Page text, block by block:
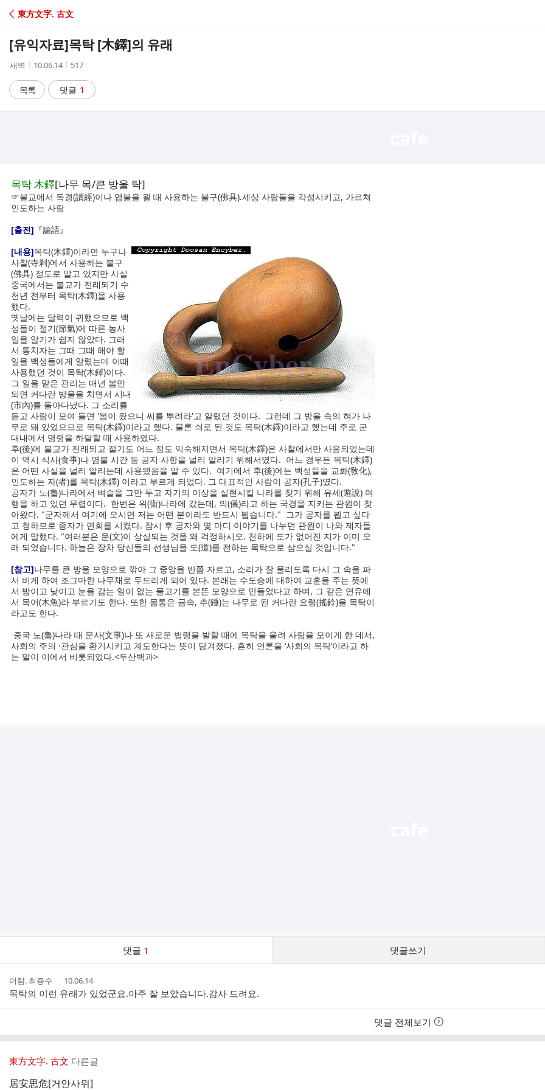
C
A
東方文字. 古文
[유익자료]목탁 [木鐸]의 유래
작
자
새벽
작
시
간
10.06.14
조
수
517
목록 댓글 1
목탁 木鐸[나무 목/큰 방울 탁]
☞불교에서 독경(讀經)이나 염불을 욀 때 사용하는 불구(佛具).세상 사람들을 각성시키고, 가르쳐
인도하는 사람
[출전] 『論語』
[내용]목탁(木鐸)이라면 누구나
사찰(寺刹)에서 사용하는 불구
(佛具) 정도로 알고 있지만 사실
중국에서는 불교가 전래되기 수
천년 전부터 목탁(木鐸)을 사용
했다.
옛날에는 달력이 귀했으므로 백
성들이 절기(節氣)에 따른 농사
일을 알기가 쉽지 않았다. 그래
서 통치자는 그때 그때 해야 할
일을 백성들에게 알렸는데 이때
사용했던 것이 목탁(木鐸)이다.
그 일을 맡은 관리는 매년 봄만
되면 커다란 방울을 치면서 시내
(市內)를 돌아다녔다. 그 소리를
듣고 사람이 모여 들면 '봄이 왔으니 씨를 뿌려라'고 알렸던 것이다. 그런데 그 방울 속의 혀가 나
무로 돼 있었으므로 목탁(木鐸)이라고 했다. 물론 쇠로 된 것도 목탁(木鐸)이라고 했는데 주로 군
대내에서 명령을 하달할 때 사용하였다.
후(後)에 불교가 전래되고 절기도 어느 정도 익숙해지면서 목탁(木鐸)은 사찰에서만 사용되었는데
이 역시 식사(食事)나 염불 시간 등 공지 사항을 널리 알리기 위해서였다. 어느 경우든 목탁(木鐸)
은 어떤 사실을 널리 알리는데 사용됐음을 알 수 있다. 여기에서 후(後)에는 백성들을 교화(敎化),
인도하는 자(者)를 목탁(木鐸) 이라고 부르게 되었다. 그 대표적인 사람이 공자(孔子)였다.
공자가 노(魯)나라에서 벼슬을 그만 두고 자기의 이상을 실현시킬 나라를 찾기 위해 유세(遊說) 여
행을 하고 있던 무렵이다. 한번은 위(衛)나라에 갔는데, 의(儀)라고 하는 국경을 지키는 관원이 찾
아왔다. "군자께서 여기에 오시면 저는 어떤 분이라도 반드시 뵙습니다." 그가 공자를 뵙고 싶다
고 청하므로 종자가 면회를 시켰다. 잠시 후 공자와 몇 마디 이야기를 나누던 관원이 나와 제자들
에게 말했다. "여러분은 문(文)이 상실되는 것을 왜 걱정하시오. 천하에 도가 없어진 지가 이미 오
래 되었습니다. 하늘은 장차 당신들의 선생님을 도(道)를 전하는 목탁으로 삼으실 것입니다."
[참고]나무를 큰 방울 모양으로 깎아 그 중앙을 반쯤 자르고, 소리가 잘 울리도록 다시 그 속을 파
서 비게 하여 조그마한 나무채로 두드리게 되어 있다. 본래는 수도승에 대하여 교훈을 주는 뜻에
서 밤이고 낮이고 눈을 감는 일이 없는 물고기를 본뜬 모양으로 만들었다고 하며, 그 같은 연유에
서 목어(木魚)라 부르기도 한다. 또한 몸통은 금속, 추(錘)는 나무로 된 커다란 요령(搖鈴)을 목탁이
라고도 한다.
중국 노(魯)나라 때 문사(文事)나 또 새로운 법령을 발할 때에 목탁을 울려 사람을 모이게 한 데서,
사회의 주의 ·관심을 환기시키고 계도한다는 뜻이 담겨졌다. 흔히 언론을 ‘사회의 목탁’이라고 하
는 말이 이에서 비롯되었다.<두산백과>
댓글 1 댓글쓰기
스
작
성
자
어람. 최증수
작
성
시
간
10.06.14
목탁의 이런 유래가 있었군요.아주 잘 보았습니다.감사 드려요.
댓글 전체보기
東方文字. 古文 다른글
居安思危[거안사위]